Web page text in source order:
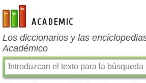
es-academic.com
Los diccionarios y las
Académico